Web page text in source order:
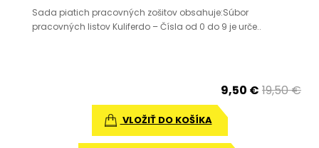
Sada piatich pracovných zošitov obsahuje:Súbor
pracovných listov Kuliferdo – Čísla od 0 do 9 je urče..
9,50 € 19,50 €
VLOŽIŤ DO KOŠÍKA